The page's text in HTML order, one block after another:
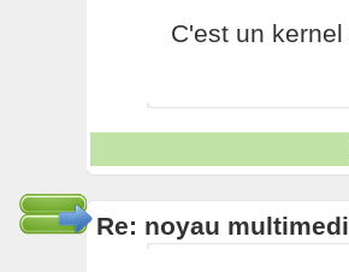
C'est un
Re: noyau